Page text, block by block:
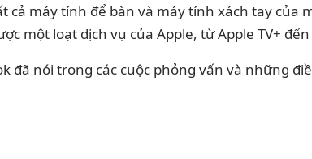
cả máy tính để bàn và máy tính xách tay của
một loạt dịch vụ của Apple, từ Apple TV+
đã nói trong các cuộc phỏng vấn và những